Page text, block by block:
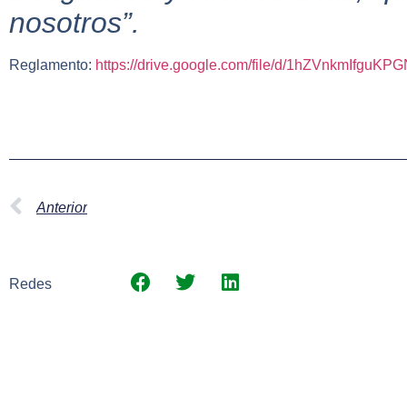
nosotros”.
Reglamento: https://drive.google.com/file/d/
Anterior
Redes